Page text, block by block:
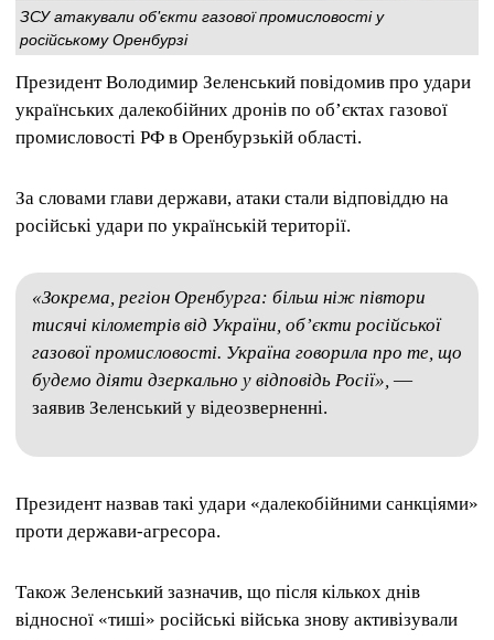
ЗСУ атакували об'єкти газової промисловості у
російському Оренбурзі
Президент Володимир Зеленський повідомив про удари
українських далекобійних дронів по об’єктах газової
промисловості РФ в Оренбурзькій області.
За словами глави держави, атаки стали відповіддю на
російські удари по українській території.
«Зокрема, регіон Оренбурга: більш ніж півтори
тисячі кілометрів від України, об’єкти російської
газової промисловості. Україна говорила про те, що
будемо діяти дзеркально у відповідь Росії», —
заявив Зеленський у відеозверненні.
Президент назвав такі удари «далекобійними санкціями»
проти держави-агресора.
Також Зеленський зазначив, що після кількох днів
відносної «тиші» російські війська знову активізували